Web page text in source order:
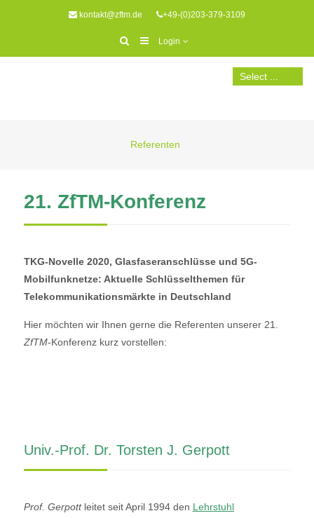
kontakt@zftm.de +49-(0)203-379-3109
Login
Referenten
21. ZfTM-Konferenz
TKG-Novelle 2020, Glasfaseranschlüsse und 5G-
Mobilfunknetze: Aktuelle Schlüsselthemen für
Telekommunikationsmärkte in Deutschland
Hier möchten wir Ihnen gerne die Referenten unserer 21.
ZfTM-Konferenz kurz vorstellen:
Univ.-Prof. Dr. Torsten J. Gerpott
Prof. Gerpottleitet seit April 1994 den Lehrstuhl